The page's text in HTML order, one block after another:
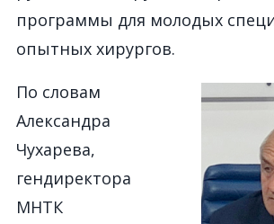
программы для молодых
опытных хирургов.
По словам
Александра
Чухарева,
гендиректора
МНТК